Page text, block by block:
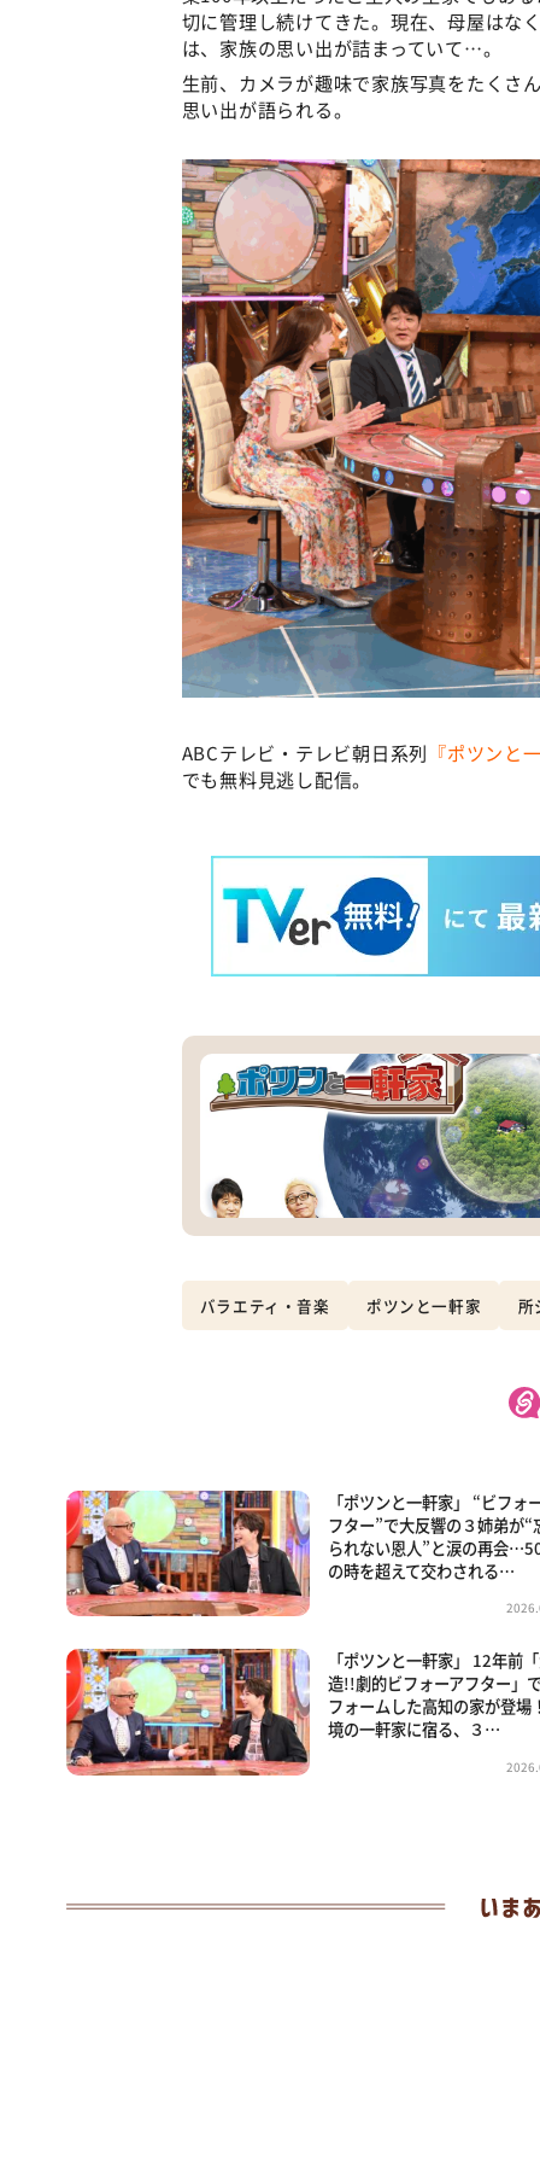
切に管理し続けてきた。現在、母屋はな
は、家族の思い出が詰まっていて…。
生前、カメラが趣味で家族写真をたくさ
思い出が語られる。
ABCテレビ・テレビ朝日系列 『ポツンと
でも無料見逃し配信。
バラエティ・音楽 ポツンと一軒家 所
「ポツンと一軒家」 “ビフォ
フター”で大反響の３姉弟が“
られない恩人”と涙の再会
の時を超えて交わされる…
「ポツンと一軒家」 12年前
造!!劇的ビフォーアフター」
フォームした高知の家が登場
境の一軒家に宿る、３…